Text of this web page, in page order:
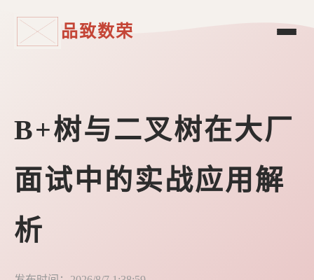
品致数荣
B+树与二叉树在大厂
面试中的实战应用解
析